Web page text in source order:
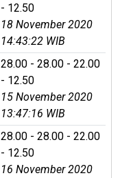
- 12.50
18 November 2020
14:43:22 WIB
28.00 - 28.00 - 22.00
- 12.50
15 November 2020
13:47:16 WIB
28.00 - 28.00 - 22.00
- 12.50
16 November 2020